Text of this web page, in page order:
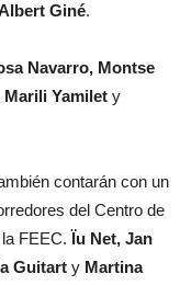
Giné.
Navarro, Montse
Yamilet y
contarán con un
del Centro de
FEEC. Ïu Net, Jan
Guitart y Martina